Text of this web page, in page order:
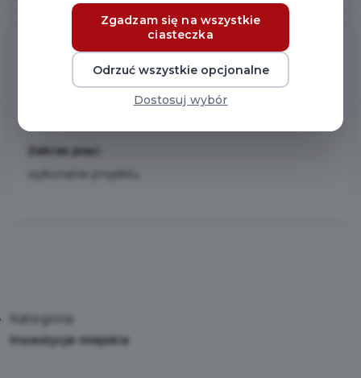
Projekt elewacji i dachu przy ul.
Żwirki i Wigury 8
Zakres prac:
wykonanie projektu
Kategoria:
Inwestycje miejskie
Zgadzam się na wszystkie
ciasteczka
Odrzuć wszystkie opcjonalne
Dostosuj wybór